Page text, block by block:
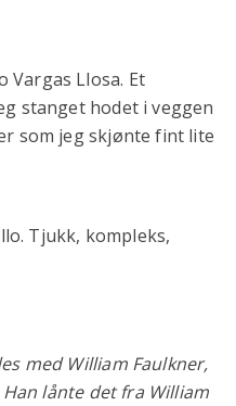
Vargas Llosa. Et
stanget hodet i veggen
som jeg skjønte fint lite
Tjukk, kompleks,
med William Faulkner,
lånte det fra William